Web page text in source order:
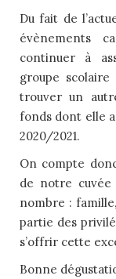
Du fait de
évènements
continuer à
groupe scolaire
trouver un
fonds dont elle
2020/2021.
On compte
de notre
nombre :
partie des
s’offrir cette
Bonne